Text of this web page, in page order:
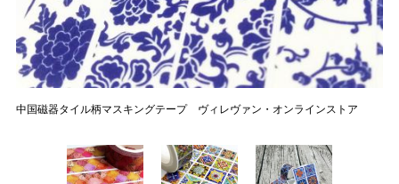
中国磁器タイル柄マスキングテープ ヴィレヴァン・オンラインストア